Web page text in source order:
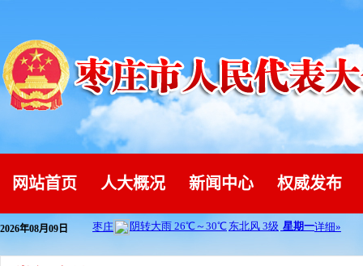
网站首页 人大概况 新闻中心 权威发布
2026年08月09日